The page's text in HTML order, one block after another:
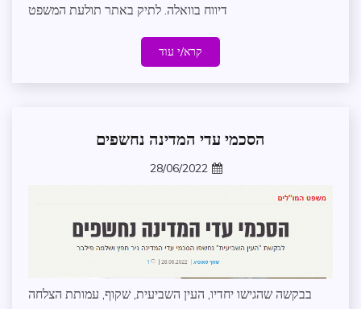
דיווח בוואלה. לתיק באתר תולעת המשפט
קרא/י עוד
בקשה
דלתות
חדשות
מדיניות
ממשל
הסכמי עדי המדינה נחשפים
28/06/2022
בבקשה שהגישו יחדיו, העין השביעית, שקוף, עמותת הצלחה